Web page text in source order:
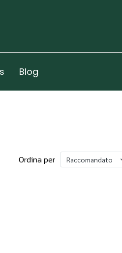
Blog
Ordina per Raccomandato